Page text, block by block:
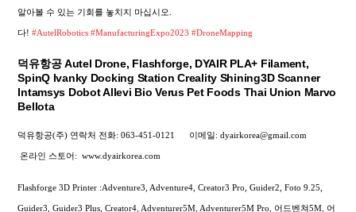
알아볼 수 있는 기회를 놓치지 마십시오.
다!#AutelRobotics #ManufacturingExpo2023 #DroneMapping
덕유항공 Autel Drone, Flashforge, DYAIR PLA+ Filament,
SpinQ Ivanky Docking Station Creality Shining3D Scanner
Intamsys Dobot Allevi Bio Verus Pet Foods Thai Union Marvo
Bellota
덕유항공(주) 연락처 전화: 063-451-0121 이메일: dyairkorea@gmail.com
온라인 스토어: www.dyairkorea.com
Flashforge 3D Printer :Adventure3, Adventure4, Creator3 Pro, Guider2, Foto 9.25,
Guider3, Guider3 Plus, Creator4, Adventurer5M, Adventurer5M Pro, 어드벤쳐5M, 어